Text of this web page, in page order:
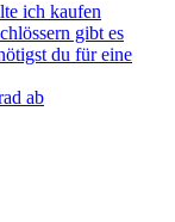
ich kaufen
gibt es
du für eine
ab